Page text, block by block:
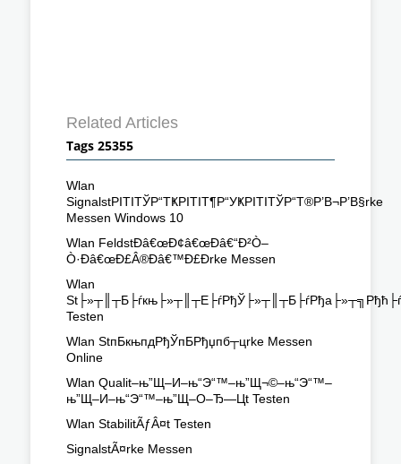
Related Articles
Tags 25355
Wlan
SignalstРІТІТЎР“ТҜРІТІТ¶Р“УҜРІТІТЎР“Т®Р’В¬Р’В§rke
Messen Windows 10
Wlan FeldstÐâ€œÐ¢â€œÐâ€“Ð²Ò–
Ò·Ðâ€œÐ£Â®Ðâ€™Ð£Ðrke Messen
Wlan
Testen
Wlan StпБкњпдРђЎпБРђџпб┬цrke Messen
Online
Wlan Qualit–њ”Щ–И–њ“Э“™–њ”Щ¬©–њ“Э“™–
њ”Щ–И–њ“Э“™–њ”Щ–О–Ђ—Цt Testen
Wlan StabilitÃƒÂ¤t Testen
SignalstÃ¤rke Messen